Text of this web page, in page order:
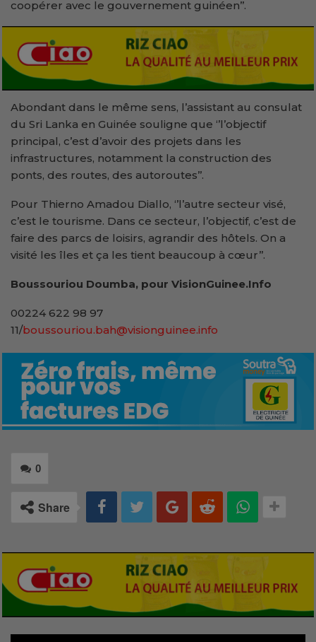
coopérer avec le gouvernement guinéen’’.
Abondant dans le même sens, l’assistant au consulat
du Sri Lanka en Guinée souligne que ‘’l’objectif
principal, c’est d’avoir des projets dans les
infrastructures, notamment la construction des
ponts, des routes, des autoroutes’’.
Pour Thierno Amadou Diallo, ‘’l’autre secteur visé,
c’est le tourisme. Dans ce secteur, l’objectif, c’est de
faire des parcs de loisirs, agrandir des hôtels. On a
visité les îles et ça les tient beaucoup à cœur’’.
Boussouriou Doumba, pour VisionGuinee.Info
00224 622 98 97
11/boussouriou.bah@visionguinee.info
0
Share